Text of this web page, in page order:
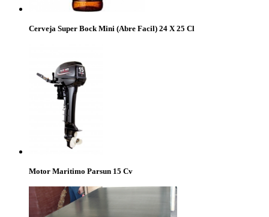
Cerveja Super Bock Mini (Abre Facil) 24 X 25 Cl
Motor Maritimo Parsun 15 Cv